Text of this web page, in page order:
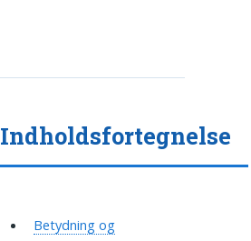
Indholdsfortegnelse
Betydning og